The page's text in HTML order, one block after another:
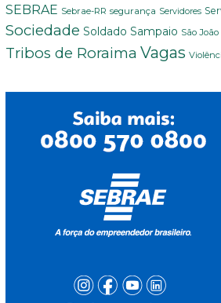
SEBRAE Sebrae-RR segurança Servidores
Sociedade Soldado Sampaio São
Tribos de Roraima Vagas